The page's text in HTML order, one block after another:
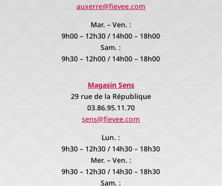
auxerre@fievee.com
Mar. – Ven. :
9h00 – 12h30 / 14h00 – 18h00
Sam. :
9h30 – 12h00 / 14h00 – 18h00
Magasin Sens
29 rue de la République
03.86.95.11.70
sens@fievee.com
Lun. :
9h30 – 12h30 / 14h30 – 18h30
Mer. – Ven. :
9h30 – 12h30 / 14h30 – 18h30
Sam. :